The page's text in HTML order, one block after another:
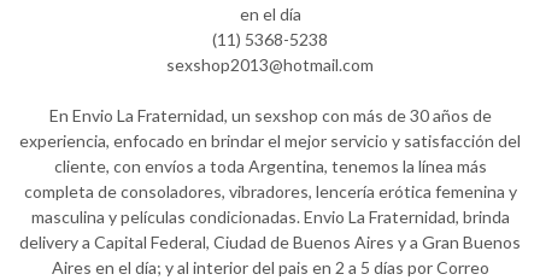
en el día
(11) 5368-5238
sexshop2013@hotmail.com
En Envio La Fraternidad, un sexshop con más de 30 años de
experiencia, enfocado en brindar el mejor servicio y satisfacción del
cliente, con envíos a toda Argentina, tenemos la línea más
completa de consoladores, vibradores, lencería erótica femenina y
masculina y películas condicionadas. Envio La Fraternidad, brinda
delivery a Capital Federal, Ciudad de Buenos Aires y a Gran Buenos
Aires en el día; y al interior del pais en 2 a 5 días por Correo